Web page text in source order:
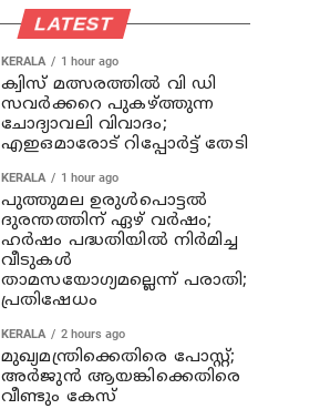
LATEST
KERALA 1 hour ago
ക്വിസ് മത്സരത്തില്‍ വി ഡി
സവര്‍ക്കറെ പുകഴ്ത്തുന്ന
ചോദ്യാവലി വിവാദം;
എഇഒമാരോട് റിപ്പോര്‍ട്ട് തേടി
KERALA 1 hour ago
പുത്തുമല ഉരുള്‍പൊട്ടല്‍
ദുരന്തത്തിന് ഏഴ് വര്‍ഷം;
ഹര്‍ഷം പദ്ധതിയില്‍ നിര്‍മിച്ച
വീടുകള്‍
താമസയോഗ്യമല്ലെന്ന് പരാതി;
പ്രതിഷേധം
KERALA 2 hours ago
മുഖ്യമന്ത്രിക്കെതിരെ പോസ്റ്റ്;
അര്‍ജുന്‍ ആയങ്കിക്കെതിരെ
വീണ്ടും കേസ്